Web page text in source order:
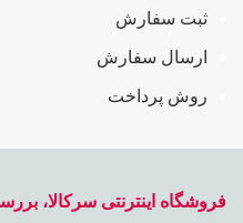
ثبت سفارش
ارسال سفارش
روش پرداخت
فروشگاه اینترنتی سرکالا،